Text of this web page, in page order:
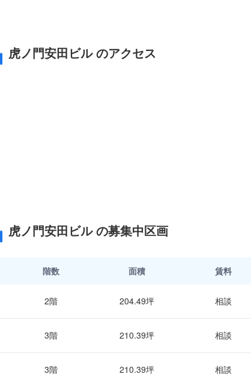
虎ノ門安田ビル のアクセス
虎ノ門安田ビル の募集中区画
階数 面積 賃料
2階 204.49坪 相談
3階 210.39坪 相談
3階 210.39坪 相談